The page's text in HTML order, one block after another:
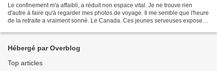
Le confinement m'a affaibli, a réduit non espace vital. Je ne trouve rien
d'autre à faire qu'à regarder mes photos de voyage. Il me semble que l'heure
de la retraite a vraiment sonné. Le Canada. Ces jeunes serveuses exposent
Hébergé par Overblog
Top articles